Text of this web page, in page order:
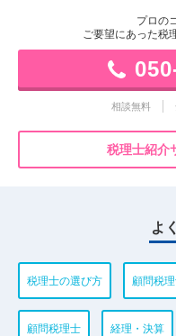
プロの
ご要望にあった税
相談無料
税理士紹介
よ
税理士の選び方 顧問税
顧問税理士 経理・決算